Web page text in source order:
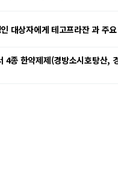
대상자에게 테고프라잔 과 주
4종 한약제제(경방소시호탕